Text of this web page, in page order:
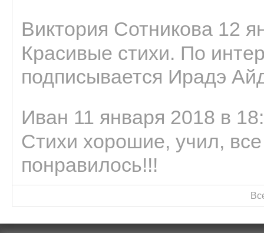
Виктория Сотникова 12
Красивые стихи. По
подписывается Ирадэ
Иван 11 января 2018 в
Стихи хорошие, учил,
понравилось!!!